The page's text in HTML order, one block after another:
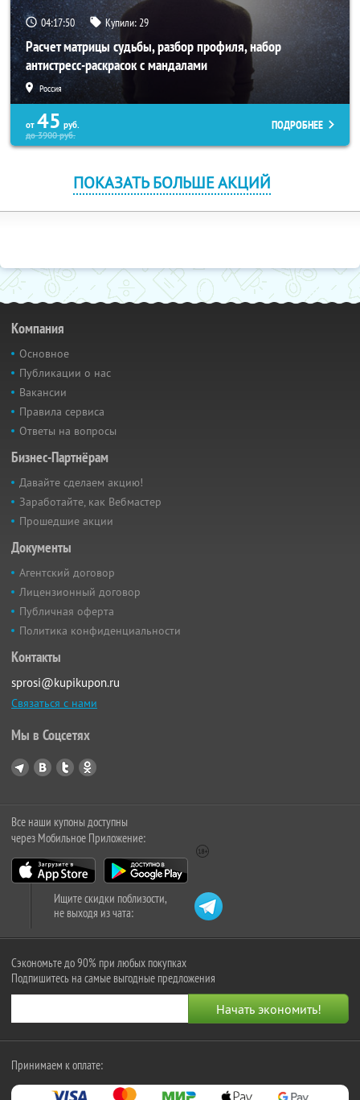
04:17:49 Купили:29
Расчет матрицы судьбы, разбор профиля, набор
антистресс-раскрасок с мандалами
Россия
от 45 руб.
до3900руб.
ПОДРОБНЕЕ
ПОКАЗАТЬ БОЛЬШЕ АКЦИЙ
Компания
Основное
Публикации о нас
Вакансии
Правила сервиса
Ответы на вопросы
Бизнес-Партнёрам
Давайте сделаем акцию!
Заработайте, как Вебмастер
Прошедшие акции
Документы
Агентский договор
Лицензионный договор
Публичная оферта
Политика конфиденциальности
Контакты
sprosi@kupikupon.ru
Связаться с нами
Мы в Соцсетях
Все наши купоны доступны
через Мобильное Приложение:
Ищите скидки поблизости,
не выходя из чата:
Сэкономьте до 90% при любых покупках
Подпишитесь на самые выгодные предложения
Принимаем к оплате: